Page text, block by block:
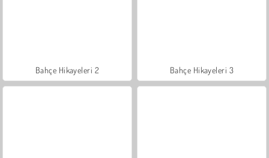
Bahçe Hikayeleri 2 Bahçe Hikayeleri 3